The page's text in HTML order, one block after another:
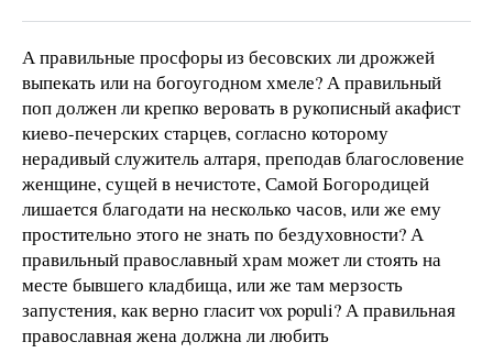
А правильные просфоры из бесовских ли дрожжей
выпекать или на богоугодном хмеле? А правильный
поп должен ли крепко веровать в рукописный акафист
киево-печерских старцев, согласно которому
нерадивый служитель алтаря, преподав благословение
женщине, сущей в нечистоте, Самой Богородицей
лишается благодати на несколько часов, или же ему
простительно этого не знать по бездуховности? А
правильный православный храм может ли стоять на
месте бывшего кладбища, или же там мерзость
запустения, как верно гласит vox populi? А правильная
православная жена должна ли любить